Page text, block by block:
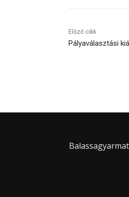
Előző cikk
Pályaválasztási